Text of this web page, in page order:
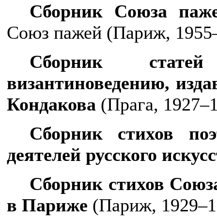
Сборник Союза
Союз пажей (Париж,
Сборник
византиноведению,
Кондакова (Прага,
Сборник стихов
деятелей русского
Сборник стихов
в Париже (Париж,